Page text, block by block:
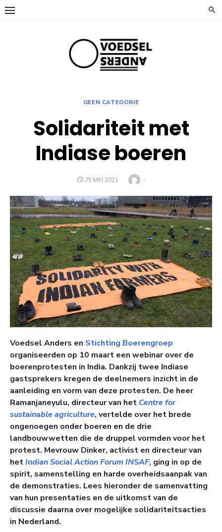
Ga
naar
GEEN CATEGORIE
Solidariteit met
Indiase boeren
GEPLAATST
25 MEI 2021 Auteur
-
Voedsel Anders en Stichting Boerengroep
organiseerden op 10 maart een webinar over de
boerenprotesten in India. Dankzij twee Indiase
gastsprekers kregen de deelnemers inzicht in de
aanleiding en vorm van deze protesten. De heer
Ramanjaneyulu, directeur van het Centre for
sustainable agriculture, vertelde over het brede
ongenoegen onder boeren en de drie
landbouwwetten die de druppel vormden voor het
protest. Mevrouw Dinker, activist en directeur van
hetIndian Social Action Forum INSAF, ging in op de
spirit, samenstelling en harde overheidsaanpak van
de demonstraties. Lees hieronder de samenvatting
van hun presentaties en de uitkomst van de
discussie daarna over mogelijke solidariteitsacties
in Nederland.